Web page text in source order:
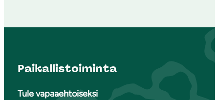
Paikallistoiminta
Tule vapaaehtoiseksi